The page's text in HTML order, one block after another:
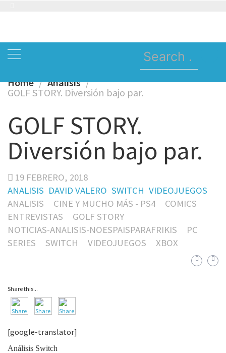
Search
for:
Home Analisis
GOLF STORY. Diversión bajo par.
GOLF STORY.
Diversión bajo par.
19 FEBRERO, 2018
ANALISIS DAVID VALERO SWITCH VIDEOJUEGOS
ANALISIS
CINE Y MUCHO MÁS - PS4
COMICS
ENTREVISTAS
GOLF STORY
NOTICIAS-ANALISIS-NOESPAISPARAFRIKIS
PC
SERIES
SWITCH VIDEOJUEGOS XBOX
Share this...
[google-translator]
Análisis Switch